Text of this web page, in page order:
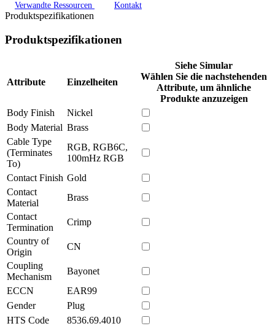
Verwandte Ressourcen
Kontakt
Produktspezifikationen
Produktspezifikationen
Attribute Einzelheiten
Siehe Simular
Wählen Sie die nachstehenden
Attribute, um ähnliche
Produkte anzuzeigen
Body Finish
Nickel
Body Material Brass
Cable Type
(Terminates
To)
RGB, RGB6C,
100mHz RGB
Contact Finish Gold
Contact
Material
Brass
Contact
Termination
Crimp
Country of
Origin
CN
Coupling
Mechanism
Bayonet
ECCN
EAR99
Gender
Plug
HTS Code
8536.69.4010